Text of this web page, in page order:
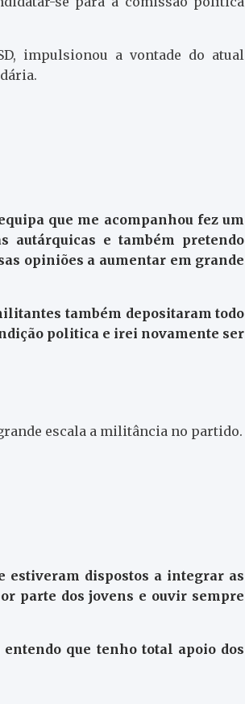
impulsionou a vontade do atual
que me acompanhou fez um
autárquicas e também pretendo
opiniões a aumentar em grande
também depositaram todo
politica e irei novamente ser
escala a militância no partido.
estiveram dispostos a integrar as
parte dos jovens e ouvir sempre
que tenho total apoio dos